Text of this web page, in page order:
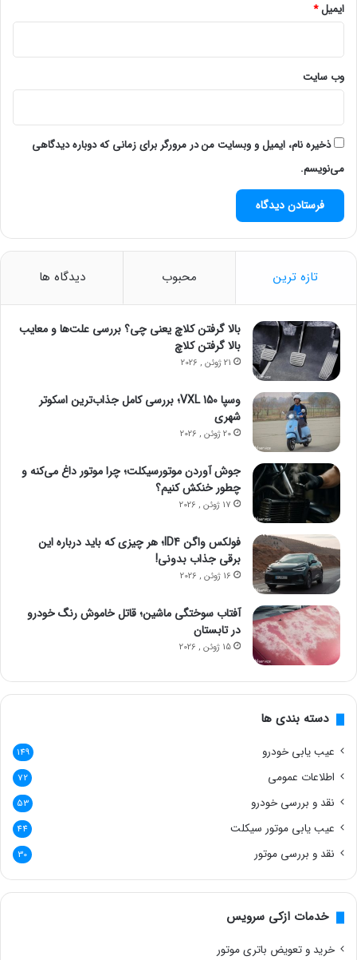
ایمیل*
وب‌ سایت
ذخیره نام، ایمیل و وبسایت من در مرورگر برای زمانی که دوباره دیدگاهی
می‌نویسم.
تازه ترین محبوب دیدگاه ها
بالا گرفتن کلاچ یعنی چی؟ بررسی علت‌ها و معایب
بالا گرفتن کلاچ
21 ژوئن , 2026
وسپا VXL 150؛ بررسی کامل جذاب‌ترین اسکوتر
شهری
20 ژوئن , 2026
جوش آوردن موتورسیکلت؛ چرا موتور داغ می‌کنه و
چطور خنکش کنیم؟
17 ژوئن , 2026
فولکس واگن ID4؛ هر چیزی که باید درباره این
برقی جذاب بدونی!
16 ژوئن , 2026
آفتاب سوختگی ماشین؛ قاتل خاموش رنگ خودرو
در تابستان
15 ژوئن , 2026
دسته بندی ها
عیب یابی خودرو 149
اطلاعات عمومی 72
نقد و بررسی خودرو 53
عیب یابی موتور سیکلت 44
نقد و بررسی موتور 30
خدمات ازکی سرویس
خرید و تعویض باتری موتور